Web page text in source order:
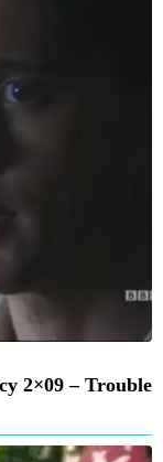
2×09 – Trouble